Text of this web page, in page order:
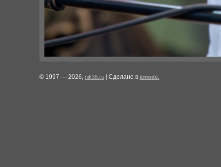
© 1997 — 2026, nik38.ru | Сделано в itmode.